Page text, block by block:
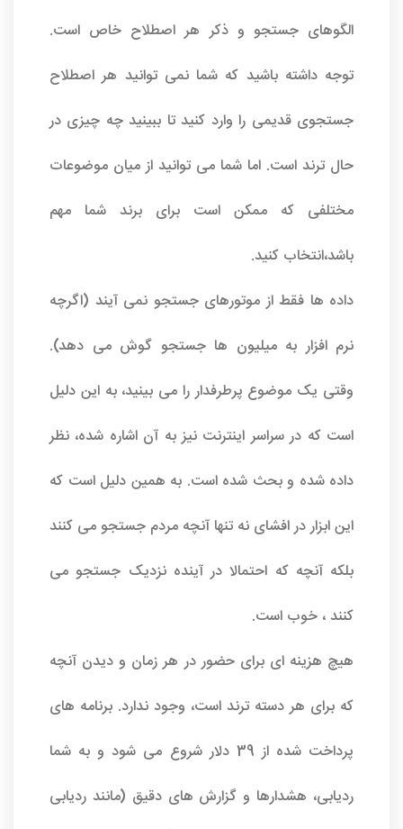
الگوهای جستجو و ذکر هر اصطلاح خاص است.
توجه داشته باشید که شما نمی توانید هر اصطلاح
جستجوی قدیمی را وارد کنید تا ببینید چه چیزی در
حال ترند است. اما شما می توانید از میان موضوعات
مختلفی که ممکن است برای برند شما مهم
باشد،انتخاب کنید.
داده ها فقط از موتورهای جستجو نمی آیند (اگرچه
نرم افزار به میلیون ها جستجو گوش می دهد).
وقتی یک موضوع پرطرفدار را می بینید، به این دلیل
است که در سراسر اینترنت نیز به آن اشاره شده، نظر
داده شده و بحث شده است. به همین دلیل است که
این ابزار در افشای نه تنها آنچه مردم جستجو می کنند
بلکه آنچه که احتمالا در آینده نزدیک جستجو می
کنند ، خوب است.
هیچ هزینه ای برای حضور در هر زمان و دیدن آنچه
که برای هر دسته ترند است، وجود ندارد. برنامه های
پرداخت شده از 39 دلار شروع می شود و به شما
ردیابی، هشدارها و گزارش های دقیق (مانند ردیابی